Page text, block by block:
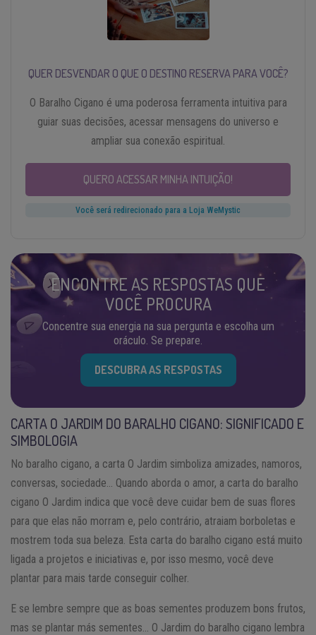
QUER DESVENDAR O QUE O DESTINO RESERVA PARA VOCÊ?
O Baralho Cigano é uma poderosa ferramenta intuitiva para
guiar suas decisões, acessar mensagens do universo e
ampliar sua conexão espiritual.
QUERO ACESSAR MINHA INTUIÇÃO!
Você será redirecionado para a Loja WeMystic
ENCONTRE AS RESPOSTAS QUE
VOCÊ PROCURA
Concentre sua energia na sua pergunta e escolha um
oráculo. Se prepare.
DESCUBRA AS RESPOSTAS
CARTA O JARDIM DO BARALHO CIGANO: SIGNIFICADO E
SIMBOLOGIA
No baralho cigano, a carta O Jardim simboliza amizades, namoros,
conversas, sociedade… Quando aborda o amor, a carta do baralho
cigano O Jardim indica que você deve cuidar bem de suas flores
para que elas não morram e, pelo contrário, atraiam borboletas e
mostrem toda sua beleza. Esta carta do baralho cigano está muito
ligada a projetos e iniciativas e, por isso mesmo, você deve
plantar para mais tarde conseguir colher.
E se lembre sempre que as boas sementes produzem bons frutos,
mas se plantar más sementes… O Jardim do baralho cigano lembra